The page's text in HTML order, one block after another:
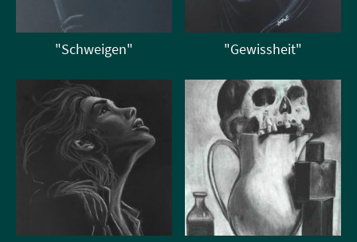
"Schweigen" "Gewissheit"